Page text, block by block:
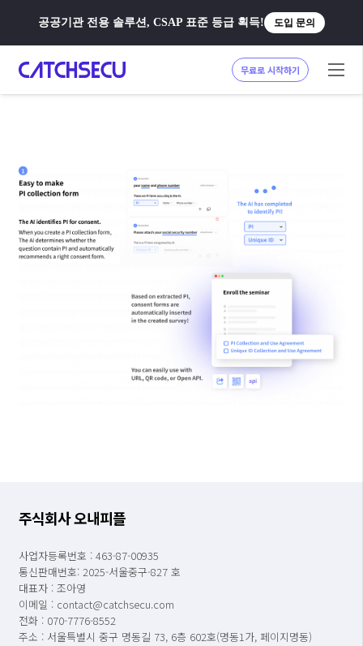
공공기관 전용 솔루션, CSAP 표준 등급 획득! 도입 문의
무료로 시작하기
주식회사 오내피플
사업자등록번호 : 463-87-00935
통신판매번호: 2025-서울중구-827 호
대표자 : 조아영
이메일 : contact@catchsecu.com
전화 : 070-7776-8552
주소 : 서울특별시 중구 명동길 73, 6층 602호(명동1가, 페이지명동)